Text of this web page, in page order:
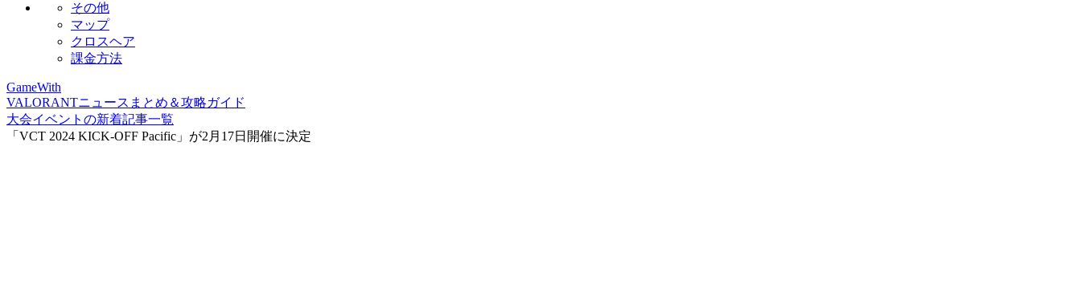
その他
マップ
クロスヘア
課金方法
GameWith
VALORANTニュースまとめ＆攻略ガイド
大会イベントの新着記事一覧
「VCT 2024 KICK-OFF Pacific」が2月17日開催に決定